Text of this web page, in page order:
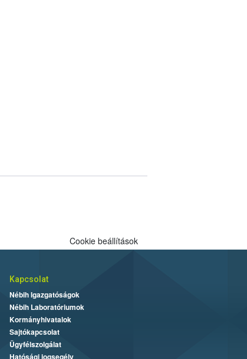
Cookie beállítások
Kapcsolat
Nébih Igazgatóságok
Nébih Laboratóriumok
Kormányhivatalok
Sajtókapcsolat
Ügyfélszolgálat
Hatósági jogsegély